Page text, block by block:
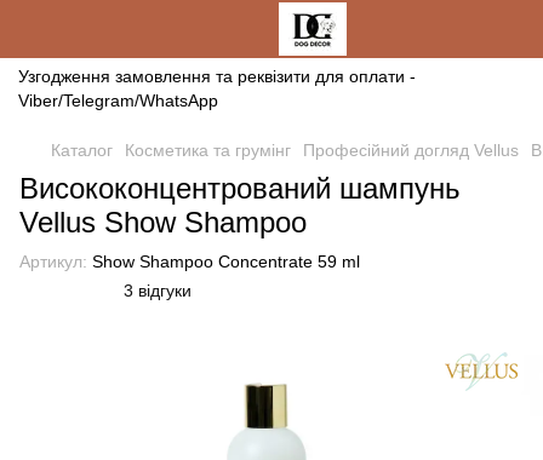
Узгодження замовлення та реквізити для оплати -
Viber/Telegram/WhatsApp
Каталог Косметика та грумінг Професійний догляд Vellus
Висококонцентрований шампунь
Vellus Show Shampoo
Артикул: Show Shampoo Concentrate 59 ml
3 відгуки